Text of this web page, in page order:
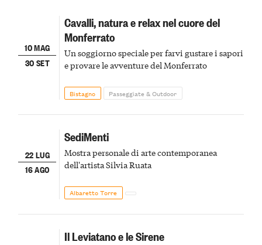
10 MAG
30 SET
Cavalli, natura e relax nel cuore del
Monferrato
Un soggiorno speciale per farvi gustare i sapori
e provare le avventure del Monferrato
Bistagno Passeggiate & Outdoor
22 LUG
16 AGO
SediMenti
Mostra personale di arte contemporanea
dell'artista Silvia Ruata
Albaretto Torre
Il Leviatano e le Sirene